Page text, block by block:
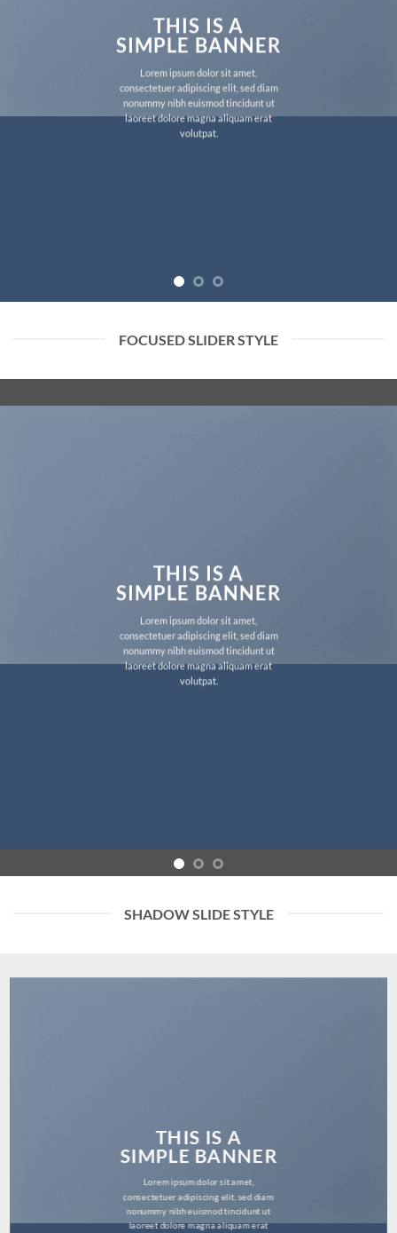
THIS IS A
SIMPLE BANNER
Lorem ipsum dolor sit amet,
consectetuer adipiscing elit, sed diam
nonummy nibh euismod tincidunt ut
laoreet dolore magna aliquam erat
volutpat.
FOCUSED SLIDER STYLE
THIS IS A
SIMPLE BANNER
Lorem ipsum dolor sit amet,
consectetuer adipiscing elit, sed diam
nonummy nibh euismod tincidunt ut
laoreet dolore magna aliquam erat
volutpat.
SHADOW SLIDE STYLE
THIS IS A
SIMPLE BANNER
Lorem ipsum dolor sit amet,
consectetuer adipiscing elit, sed diam
nonummy nibh euismod tincidunt ut
laoreet dolore magna aliquam erat